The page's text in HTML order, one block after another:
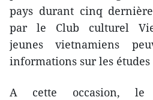
pays durant cinq
par le Club culturel
jeunes vietnamiens
informations ​sur les
A cette occasion, le